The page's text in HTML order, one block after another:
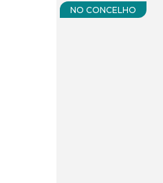
NO CONCELHO